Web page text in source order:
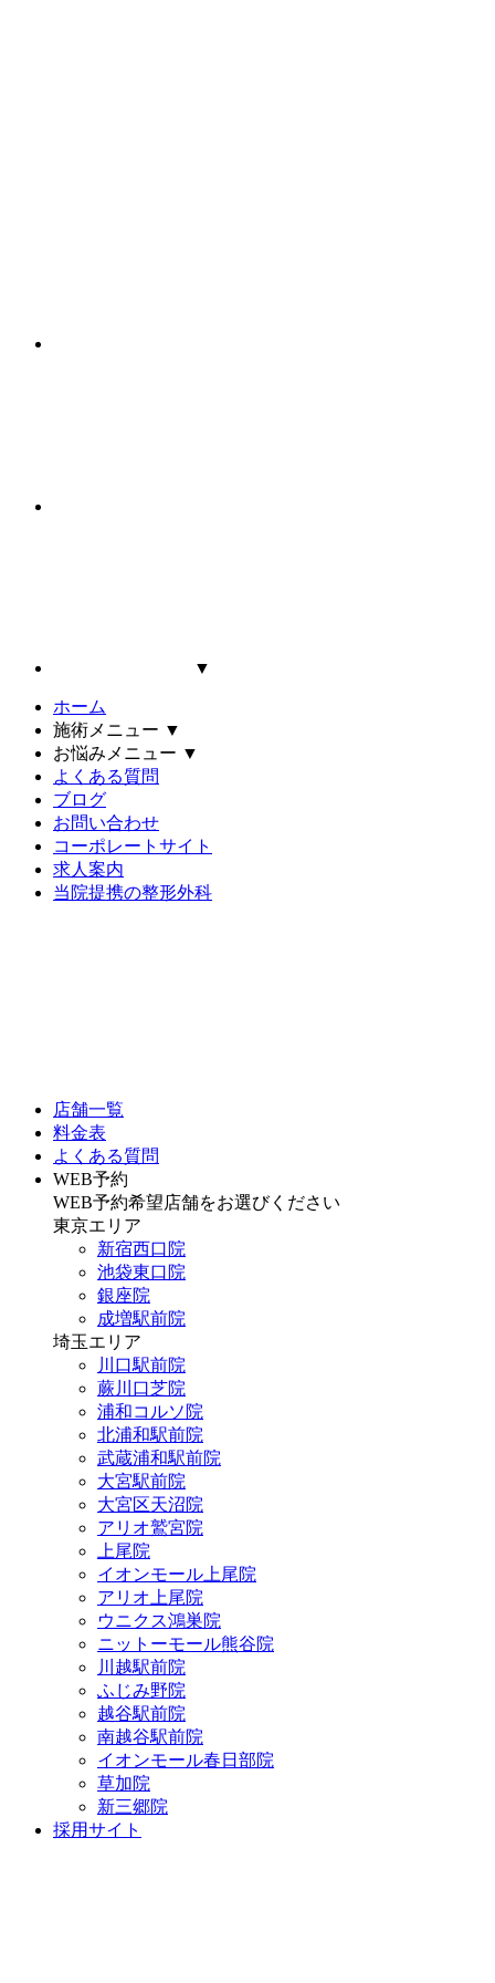
▼
ホーム
施術メニュー ▼
お悩みメニュー ▼
よくある質問
ブログ
お問い合わせ
コーポレートサイト
求人案内
当院提携の整形外科
店舗一覧
料金表
よくある質問
WEB予約
WEB予約希望店舗をお選びください
東京エリア
新宿西口院
池袋東口院
銀座院
成増駅前院
埼玉エリア
川口駅前院
蕨川口芝院
浦和コルソ院
北浦和駅前院
武蔵浦和駅前院
大宮駅前院
大宮区天沼院
アリオ鷲宮院
上尾院
イオンモール上尾院
アリオ上尾院
ウニクス鴻巣院
ニットーモール熊谷院
川越駅前院
ふじみ野院
越谷駅前院
南越谷駅前院
イオンモール春日部院
草加院
新三郷院
採用サイト